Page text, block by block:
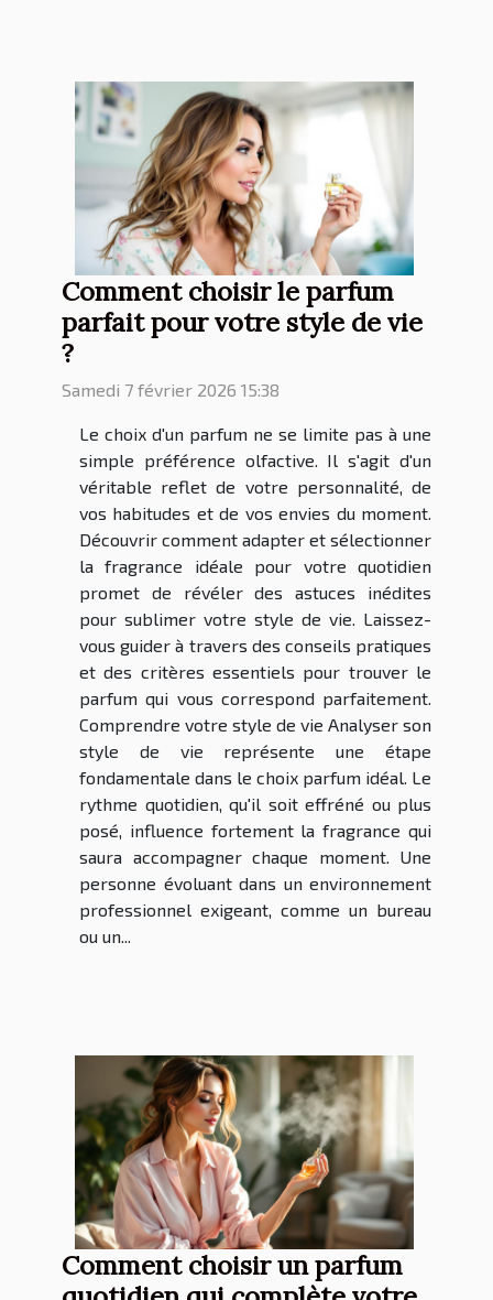
Comment choisir le parfum
parfait pour votre style de vie
?
Samedi 7 février 2026 15:38
Le choix d'un parfum ne se limite pas à une
simple préférence olfactive. Il s'agit d'un
véritable reflet de votre personnalité, de
vos habitudes et de vos envies du moment.
Découvrir comment adapter et sélectionner
la fragrance idéale pour votre quotidien
promet de révéler des astuces inédites
pour sublimer votre style de vie. Laissez-
vous guider à travers des conseils pratiques
et des critères essentiels pour trouver le
parfum qui vous correspond parfaitement.
Comprendre votre style de vie Analyser son
style de vie représente une étape
fondamentale dans le choix parfum idéal. Le
rythme quotidien, qu'il soit effréné ou plus
posé, influence fortement la fragrance qui
saura accompagner chaque moment. Une
personne évoluant dans un environnement
professionnel exigeant, comme un bureau
ou un...
Comment choisir un parfum